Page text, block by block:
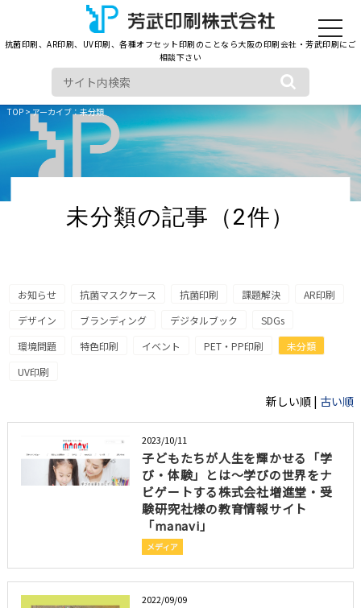
抗菌印刷、AR印刷、UV印刷、各種オフセット印刷のことなら大阪の印刷会社・芳武印刷にご
相談下さい
toggle
TOP> アーカイブ：未分類
未分類の記事（2件）
お知らせ 抗菌マスクケース 抗菌印刷 課題解決
AR印刷
デザイン
ブランディング デジタルブック
SDGs
環境問題
特色印刷 イベント PET・PP印刷
未分類
UV印刷
新しい順 | 古い順
2023/10/11
子どもたちが人生を輝かせる「学
び・体験」とは～学びの世界をナ
ビゲートする株式会社増進堂・受
験研究社様の教育情報サイト
「manavi」
メディア
2022/09/09